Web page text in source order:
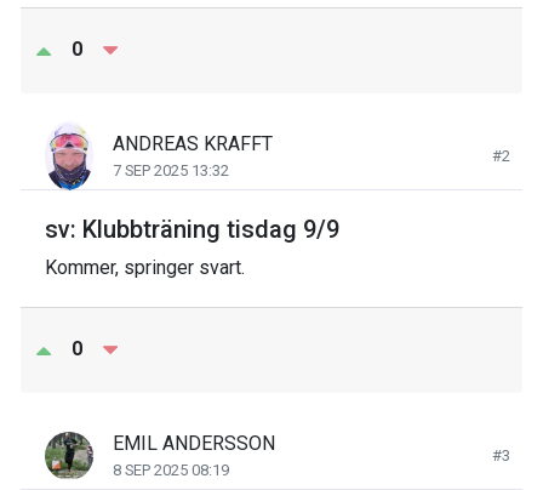
0
ANDREAS KRAFFT
7 SEP 2025 13:32
#2
sv: Klubbträning tisdag 9/9
Kommer, springer svart.
0
EMIL ANDERSSON
8 SEP 2025 08:19
#3